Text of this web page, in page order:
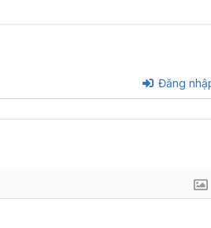
Đăng